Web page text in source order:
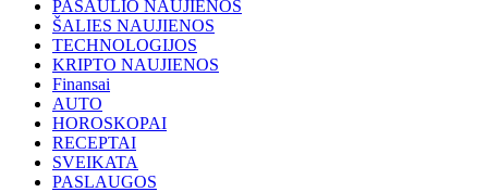
PASAULIO NAUJIENOS
ŠALIES NAUJIENOS
TECHNOLOGIJOS
KRIPTO NAUJIENOS
Finansai
AUTO
HOROSKOPAI
RECEPTAI
SVEIKATA
PASLAUGOS